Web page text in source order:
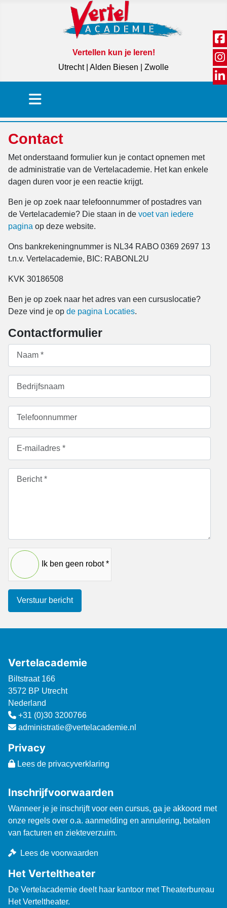
Vertellen kun je leren!
Utrecht | Alden Biesen | Zwolle
Contact
Met onderstaand formulier kun je contact opnemen met
de administratie van de Vertelacademie. Het kan enkele
dagen duren voor je een reactie krijgt.
Ben je op zoek naar telefoonnummer of postadres van
de Vertelacademie? Die staan in de voet van iedere
pagina op deze website.
Ons bankrekeningnummer is NL34 RABO 0369 2697 13
t.n.v. Vertelacademie, BIC: RABONL2U
KVK 30186508
Ben je op zoek naar het adres van een cursuslocatie?
Deze vind je op de pagina Locaties.
Contactformulier
Ik ben geen robot *
Verstuur bericht
Vertelacademie
Biltstraat 166
3572 BP Utrecht
Nederland
+31 (0)30 3200766
administratie@vertelacademie.nl
Privacy
Lees de privacyverklaring
Inschrijfvoorwaarden
Wanneer je je inschrijft voor een cursus, ga je akkoord met
onze regels over o.a. aanmelding en annulering, betalen
van facturen en ziekteverzuim.
Lees de voorwaarden
Het Verteltheater
De Vertelacademie deelt haar kantoor met Theaterbureau
Het Verteltheater.